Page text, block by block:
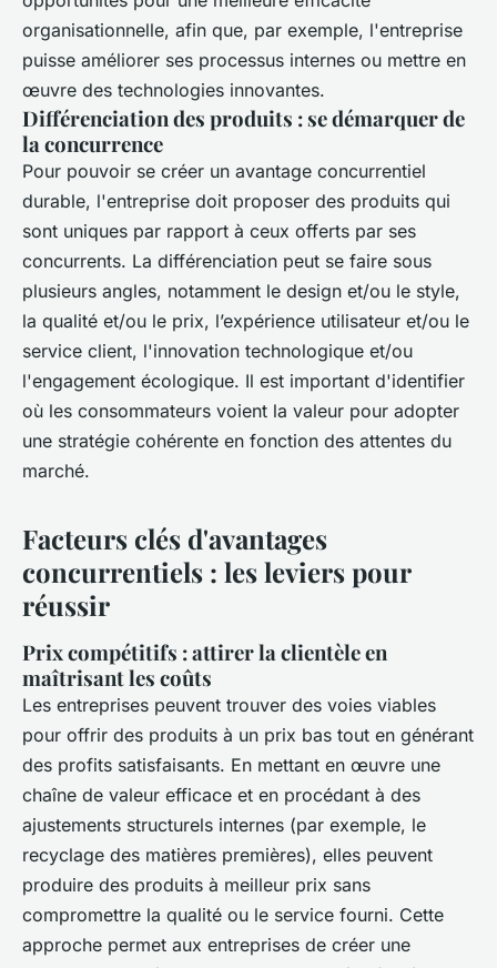
organisationnelle, afin que, par exemple, l'entreprise
puisse améliorer ses processus internes ou mettre en
œuvre des technologies innovantes.
Différenciation des produits : se démarquer de
la concurrence
Pour pouvoir se créer un avantage concurrentiel
durable, l'entreprise doit proposer des produits qui
sont uniques par rapport à ceux offerts par ses
concurrents. La différenciation peut se faire sous
plusieurs angles, notamment le design et/ou le style,
la qualité et/ou le prix, l’expérience utilisateur et/ou le
service client, l'innovation technologique et/ou
l'engagement écologique. Il est important d'identifier
où les consommateurs voient la valeur pour adopter
une stratégie cohérente en fonction des attentes du
marché.
Facteurs clés d'avantages
concurrentiels : les leviers pour
réussir
Prix compétitifs : attirer la clientèle en
maîtrisant les coûts
Les entreprises peuvent trouver des voies viables
pour offrir des produits à un prix bas tout en générant
des profits satisfaisants. En mettant en œuvre une
chaîne de valeur efficace et en procédant à des
ajustements structurels internes (par exemple, le
recyclage des matières premières), elles peuvent
produire des produits à meilleur prix sans
compromettre la qualité ou le service fourni. Cette
approche permet aux entreprises de créer une